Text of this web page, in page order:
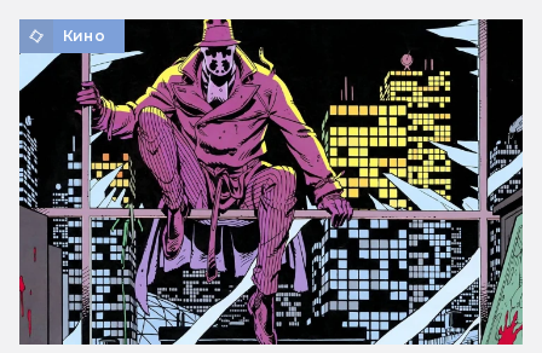
Кино